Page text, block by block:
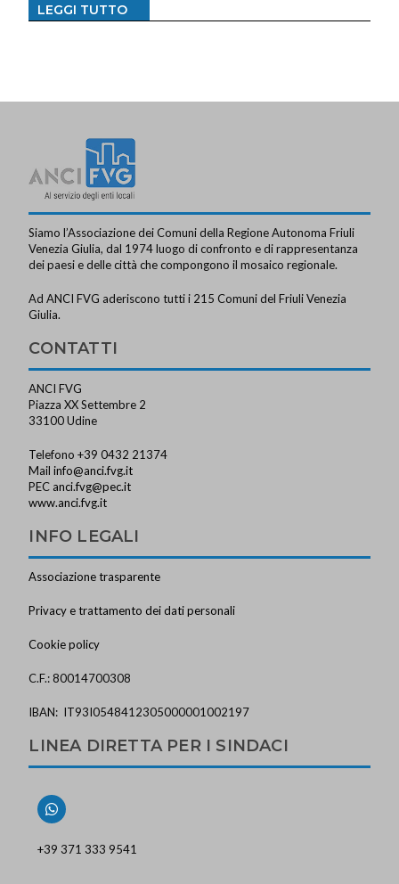
LEGGI TUTTO
Siamo l’Associazione dei Comuni della Regione Autonoma Friuli
Venezia Giulia, dal 1974 luogo di confronto e di rappresentanza
dei paesi e delle città che compongono il mosaico regionale.
Ad ANCI FVG aderiscono tutti i 215 Comuni del Friuli Venezia
Giulia.
CONTATTI
ANCI FVG
Piazza XX Settembre 2
33100 Udine
Telefono +39 0432 21374
Mailinfo@anci.fvg.it
PEC anci.fvg@pec.it
www.anci.fvg.it
INFO LEGALI
Associazione trasparente
Privacy e trattamento dei dati personali
Cookie policy
C.F.: 80014700308
IBAN: IT93I0548412305000001002197
LINEA DIRETTA PER I SINDACI
+39 371 333 9541